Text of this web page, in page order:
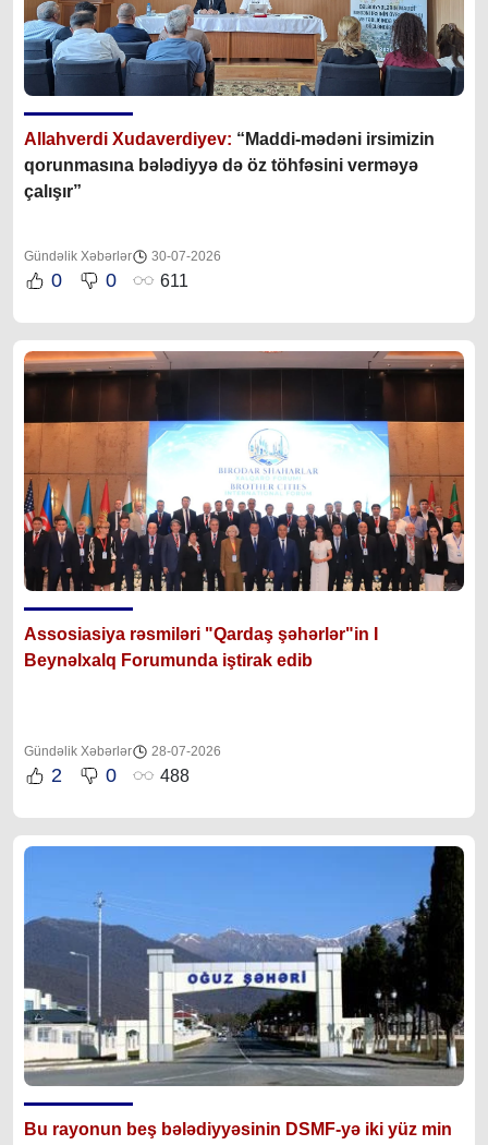
Allahverdi Xudaverdiyev: “Maddi-mədəni irsimizin
qorunmasına bələdiyyə də öz töhfəsini verməyə
çalışır”
Gündəlik Xəbərlər 30-07-2026
0 0 611
Assosiasiya rəsmiləri "Qardaş şəhərlər"in I
Beynəlxalq Forumunda iştirak edib
Gündəlik Xəbərlər 28-07-2026
2 0 488
Bu rayonun beş bələdiyyəsinin DSMF-yə iki yüz min